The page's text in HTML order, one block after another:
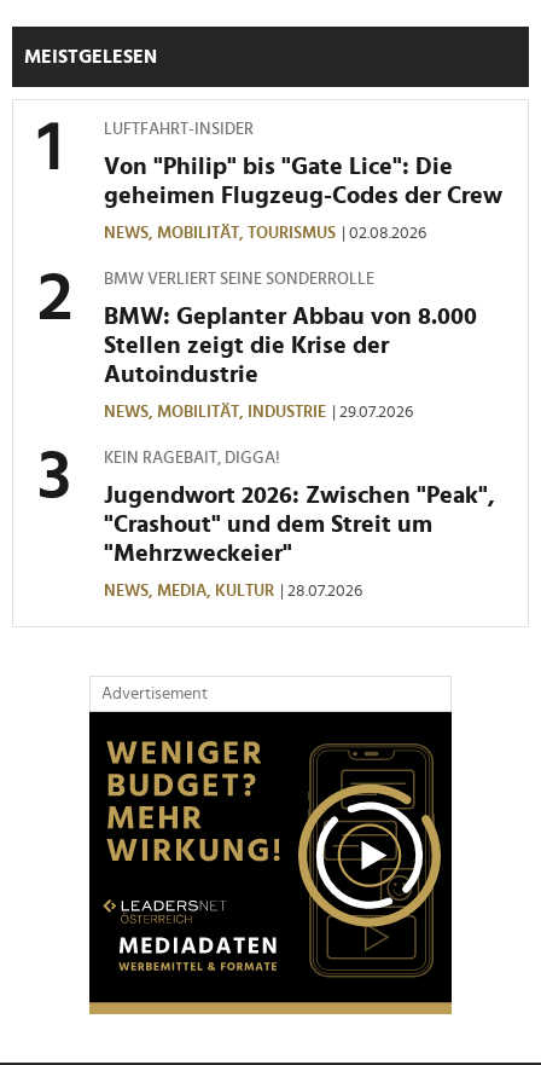
zu können und die Zugriffe auf unsere Website zu
analysieren. Außerdem geben wir Informationen zu Ihrer
Verwendung unserer Website an unsere Partner für
Partner führen diese Informationen möglicherweise mit
weiteren Daten zusammen, die Sie ihnen bereitgestellt
haben oder die sie im Rahmen Ihrer Nutzung der Dienste
gesammelt haben.
MEISTGELESEN
LUFTFAHRT-INSIDER
Von "Philip" bis "Gate Lice": Die
geheimen Flugzeug-Codes der Crew
NEWS, MOBILITÄT, TOURISMUS | 02.08.2026
BMW VERLIERT SEINE SONDERROLLE
BMW: Geplanter Abbau von 8.000
Stellen zeigt die Krise der
Autoindustrie
NEWS, MOBILITÄT, INDUSTRIE | 29.07.2026
KEIN RAGEBAIT, DIGGA!
Jugendwort 2026: Zwischen "Peak",
"Crashout" und dem Streit um
"Mehrzweckeier"
NEWS, MEDIA, KULTUR | 28.07.2026
Advertisement